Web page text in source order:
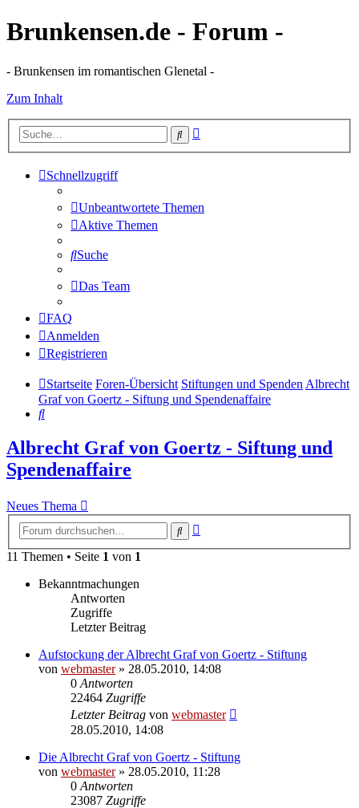
Brunkensen.de - Forum -
- Brunkensen im romantischen Glenetal -
Zum Inhalt
Suche
Schnellzugriff
Unbeantwortete Themen
Aktive Themen
Suche
Das Team
FAQ
Anmelden
Registrieren
Startseite Foren-Übersicht Stiftungen und SpendenAlbrecht
Graf von Goertz - Siftung und Spendenaffaire
Suche
Albrecht Graf von Goertz - Siftung und
Spendenaffaire
Neues Thema
Suche
11 Themen • Seite 1 von 1
Bekanntmachungen
Antworten
Zugriffe
Letzter Beitrag
Aufstockung der Albrecht Graf von Goertz - Stiftung
von webmaster» 28.05.2010, 14:08
0 Antworten
22464 Zugriffe
Letzter Beitrag von webmaster
28.05.2010, 14:08
Die Albrecht Graf von Goertz - Stiftung
von webmaster» 28.05.2010, 11:28
0 Antworten
23087 Zugriffe